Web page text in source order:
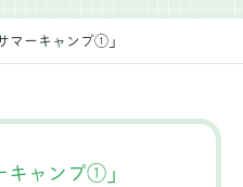
マーキャンプ①」
キャンプ①」